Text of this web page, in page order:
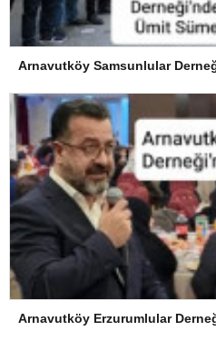
Arnavutköy Erzurumlular